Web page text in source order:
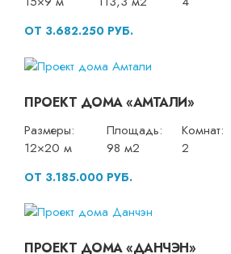
ОТ 3.682.250 РУБ.
ПРОЕКТ ДОМА «АМТАЛИ»
Размеры:
12×20 м
Площадь:
98 м2
Комнат:
2
ОТ 3.185.000 РУБ.
ПРОЕКТ ДОМА «ДАНЧЭН»